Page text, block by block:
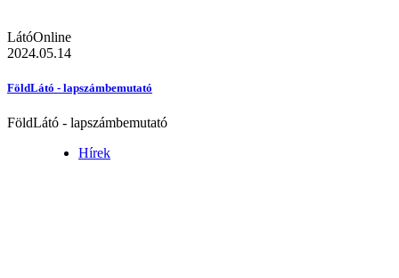
LátóOnline
2024.05.14
FöldLátó - lapszámbemutató
FöldLátó - lapszámbemutató
Hírek